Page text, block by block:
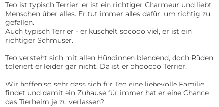
Teo ist typisch Terrier, er ist ein richtiger Charmeur und liebt
Menschen über alles. Er tut immer alles dafür, um richtig zu
gefallen.
Auch typisch Terrier - er kuschelt sooooo viel, er ist ein
richtiger Schmuser.
Teo versteht sich mit allen Hündinnen blendend, doch Rüden
toleriert er leider gar nicht. Da ist er ohooooo Terrier.
Wir hoffen so sehr dass sich für Teo eine liebevolle Familie
findet und damit ein Zuhause für immer hat er eine Chance
das Tierheim je zu verlassen?